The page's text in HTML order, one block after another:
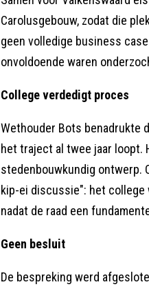
Carolusgebouw, zodat die
geen volledige business
onvoldoende waren
College verdedigt proces
Wethouder Bots benadrukte
het traject al twee jaar loopt.
stedenbouwkundig ontwerp.
kip-ei discussie": het
nadat de raad een
Geen besluit
De bespreking werd